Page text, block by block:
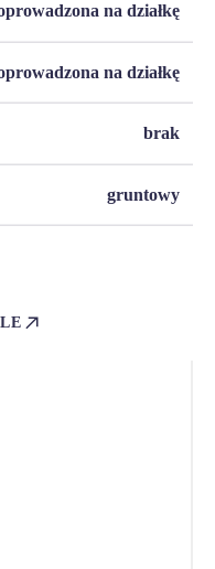
na działkę
na działkę
brak
gruntowy